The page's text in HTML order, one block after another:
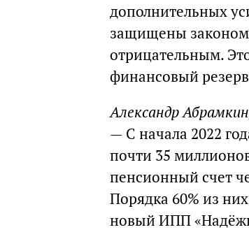
дополнительных
защищены
отрицательным.
финансовый
Александр
— С начала 2022
почти 35
пенсионный счет
Порядка 60% из
новый ИПП